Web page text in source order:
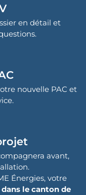
en détail et
nouvelle PAC et
avant,
Énergies, votre
le canton de